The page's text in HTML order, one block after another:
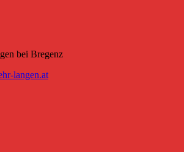
bei Bregenz
langen.at